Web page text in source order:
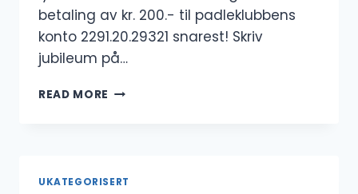
betaling av kr. 200.- til padleklubbens
konto 2291.20.29321 snarest! Skriv
jubileum på…
READ MORE JUBILEUMSFEST
UKATEGORISERT